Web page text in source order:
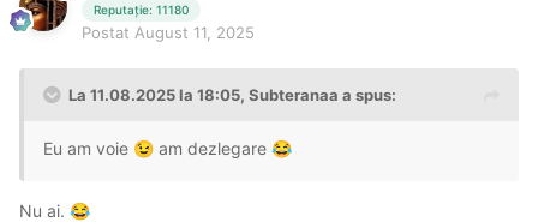
Reputație: 11180
Postat August 11, 2025
La 11.08.2025 la 18:05, Subteranaa a spus:
Eu am voie 😉 am dezlegare 😂
Nu ai. 😂